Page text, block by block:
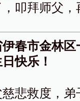
叩拜师父，
春市金林
快乐！
悲救度，